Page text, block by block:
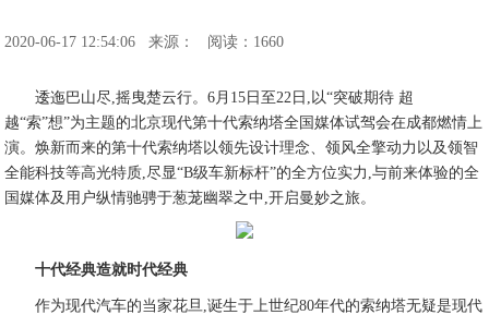
2020-06-17 12:54:06 来源： 阅读：1660
逶迤巴山尽,摇曳楚云行。6月15日至22日,以“突破期待 超
越“索”想”为主题的北京现代第十代索纳塔全国媒体试驾会在成都燃情上
演。焕新而来的第十代索纳塔以领先设计理念、领风全擎动力以及领智
全能科技等高光特质,尽显“B级车新标杆”的全方位实力,与前来体验的全
国媒体及用户纵情驰骋于葱茏幽翠之中,开启曼妙之旅。
十代经典造就时代经典
作为现代汽车的当家花旦,诞生于上世纪80年代的索纳塔无疑是现代